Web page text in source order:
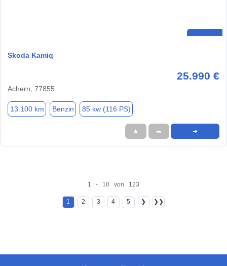
Skoda Kamiq
25.990 €
Achern, 77855
13.100 km Benzin 85 kw (116 PS)
★ ➦ ➜
1 - 10 von 123
1 2 3 4 5 ❯ ❯❯